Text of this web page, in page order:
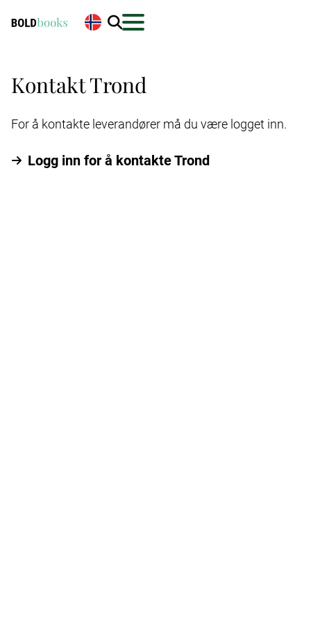
Kontakt Trond
For å kontakte leverandører må du være logget inn.
Logg inn for å kontakte Trond